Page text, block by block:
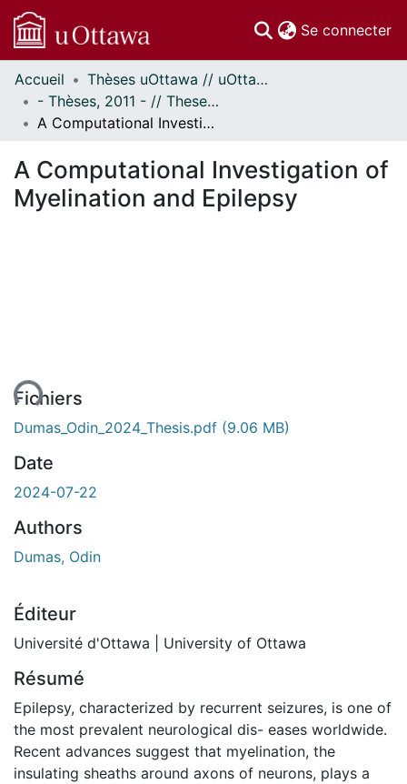
Se connecter
Communautés
et collections
Parcourir
À propos
Accueil
Thèses uOttawa // uOttawa Theses
- Thèses, 2011 - // Theses, 2011 -
A Computational Investigation of Myelination and Epilepsy
A Computational Investigation of
Myelination and Epilepsy
Fichiers
Dumas_Odin_2024_Thesis.pdf (9.06 MB)
Date
2024-07-22
Authors
Dumas, Odin
Éditeur
Université d'Ottawa | University of Ottawa
Résumé
Epilepsy, characterized by recurrent seizures, is one of
the most prevalent neurological dis- eases worldwide.
Recent advances suggest that myelination, the
insulating sheaths around axons of neurons, plays a